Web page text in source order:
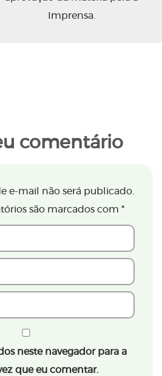
Imprensa.
comentário
e-mail não será publicado.
são marcados com *
neste navegador para a
que eu comentar.